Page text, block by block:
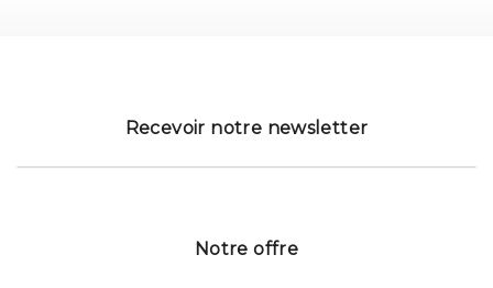
Recevoir notre newsletter
Notre offre